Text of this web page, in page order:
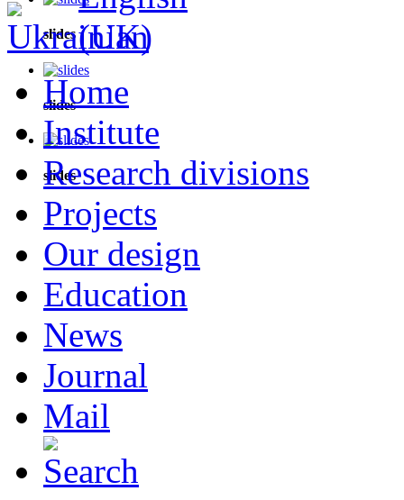
slides
slides
slides
Home
Institute
Research divisions
Projects
Our design
Education
News
Journal
Mail